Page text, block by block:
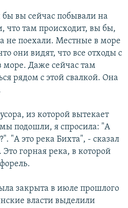
бы вы сейчас побывали на
что там происходит, вы бы,
не поехали. Местные в море
они видят, что все отходы с
море. Даже сейчас там
рядом с этой свалкой. Она
из которой вытекает
подошли, я спросила: "А
"А это река Бихта", - сказал
горная река, в которой
закрыта в июле прошлого
власти выделили